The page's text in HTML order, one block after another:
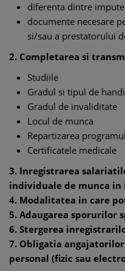
diferenta dintre
documente necesare
si/sau a prestatorului
2. Completarea si
Studiile
Gradul si tipul de
Gradul de invaliditate
Locul de munca
Repartizarea
Certificatele medicale
3. Inregistrarea
individuale de munca in
4. Modalitatea in care
5. Adaugarea sporurilor
6. Stergerea
7. Obligatia
personal (fizic sau